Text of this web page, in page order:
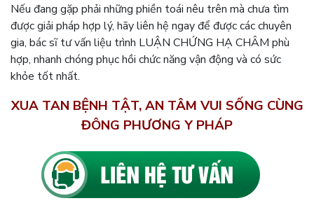
Nếu đang gặp phải những phiền toái nêu trên mà chưa tìm
được giải pháp hợp lý, hãy liên hệ ngay để được các chuyên
gia, bác sĩ tư vấn liệu trình LUẬN CHỨNG HẠ CHÂM phù
hợp, nhanh chóng phục hồi chức năng vận động và có sức
khỏe tốt nhất.
XUA TAN BỆNH TẬT, AN TÂM VUI SỐNG CÙNG
ĐÔNG PHƯƠNG Y PHÁP